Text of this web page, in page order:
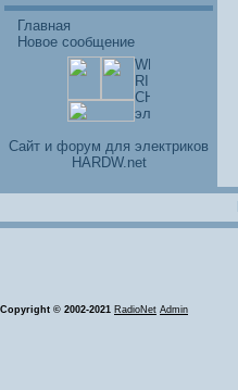
Главная
Новое сообщение
Cайт и форум для электриков
HARDW.net
Copyright © 2002-2021 RadioNet Admin